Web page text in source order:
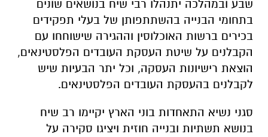
הוצאת רישיונות העסקה, וכל יתר הבעיות שיש
לקבלנים בהעסקת העובדים הפלסטינאים.
סגני נשיא התאחדות בוני הארץ יקיימו רב שיח
בנושא תשתיות ובנייה חוזית ויציגו סקירה על
הפעולות שנעשו בתחום ועל דרישותיהם מהממשלה
חומרי הבניה, חוזים אחידים, מכרזים ועוד.